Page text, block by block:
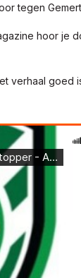
tegen
hoor je
verhaal goed